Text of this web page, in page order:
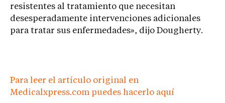
resistentes al tratamiento que necesitan
desesperadamente intervenciones adicionales
para tratar sus enfermedades», dijo Dougherty.
Para leer el artículo original en
Medicalxpress.com puedes hacerlo aquí